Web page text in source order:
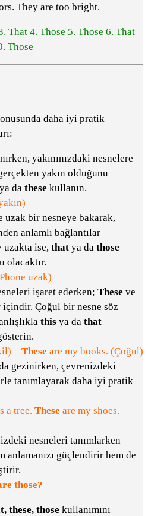
They are too bright.
That 4. Those 5. Those 6. That
Those
daha iyi pratik
yakınınızdaki nesnelere
yakın olduğunu
ya da these kullanın.
uzak bir nesneye bakarak,
anlamlı bağlantılar
ise, that ya da those
olacaktır.
uzak)
işaret ederken; These ve
içindir. Çoğul bir nesne söz
this ya da that
– These are my books. (Çoğul)
gezinirken, çevrenizdeki
tanımlayarak daha iyi pratik
a tree. These are my shoes.
nesneleri tanımlarken
anlamanızı güçlendirir hem de
those?
these, those kullanımını